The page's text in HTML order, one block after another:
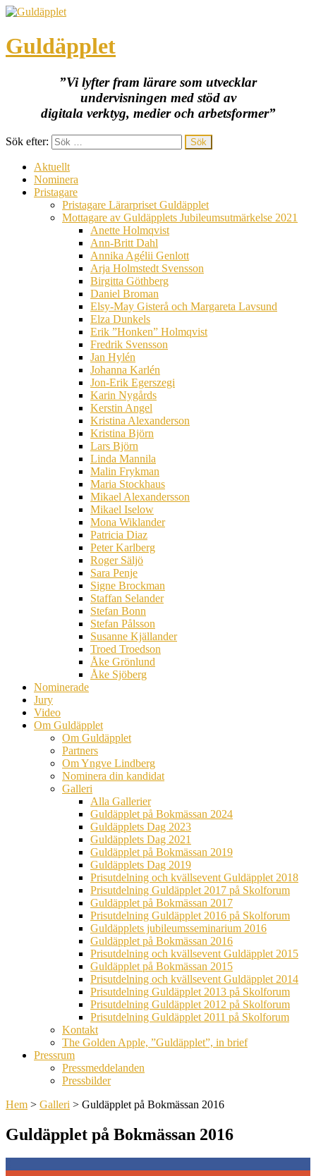
Guldäpplet
”Vi lyfter fram lärare som utvecklar
undervisningen med stöd av
digitala verktyg, medier och arbetsformer”
Sök efter:
Aktuellt
Nominera
Pristagare
Pristagare Lärarpriset Guldäpplet
Mottagare av Guldäpplets Jubileumsutmärkelse 2021
Anette Holmqvist
Ann-Britt Dahl
Annika Agélii Genlott
Arja Holmstedt Svensson
Birgitta Göthberg
Daniel Broman
Elsy-May Gisterå och Margareta Lavsund
Elza Dunkels
Erik ”Honken” Holmqvist
Fredrik Svensson
Jan Hylén
Johanna Karlén
Jon-Erik Egerszegi
Karin Nygårds
Kerstin Angel
Kristina Alexanderson
Kristina Björn
Lars Björn
Linda Mannila
Malin Frykman
Maria Stockhaus
Mikael Alexandersson
Mikael Iselow
Mona Wiklander
Patricia Diaz
Peter Karlberg
Roger Säljö
Sara Penje
Signe Brockman
Staffan Selander
Stefan Bonn
Stefan Pålsson
Susanne Kjällander
Troed Troedson
Åke Grönlund
Åke Sjöberg
Nominerade
Jury
Video
Om Guldäpplet
Om Guldäpplet
Partners
Om Yngve Lindberg
Nominera din kandidat
Galleri
Alla Gallerier
Guldäpplet på Bokmässan 2024
Guldäpplets Dag 2023
Guldäpplets Dag 2021
Guldäpplet på Bokmässan 2019
Guldäpplets Dag 2019
Prisutdelning och kvällsevent Guldäpplet 2018
Prisutdelning Guldäpplet 2017 på Skolforum
Guldäpplet på Bokmässan 2017
Prisutdelning Guldäpplet 2016 på Skolforum
Guldäpplets jubileumsseminarium 2016
Guldäpplet på Bokmässan 2016
Prisutdelning och kvällsevent Guldäpplet 2015
Guldäpplet på Bokmässan 2015
Prisutdelning och kvällsevent Guldäpplet 2014
Prisutdelning Guldäpplet 2013 på Skolforum
Prisutdelning Guldäpplet 2012 på Skolforum
Prisutdelning Guldäpplet 2011 på Skolforum
Kontakt
The Golden Apple, ”Guldäpplet”, in brief
Pressrum
Pressmeddelanden
Pressbilder
Hem > Galleri > Guldäpplet på Bokmässan 2016
Guldäpplet på Bokmässan 2016